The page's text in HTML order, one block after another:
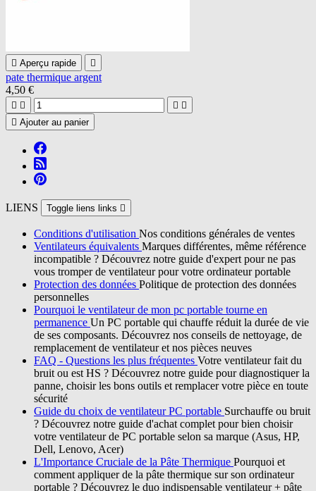
 Aperçu rapide 
pate thermique argent
4,50 €
   
 Ajouter au panier
LIENS Toggle liens links 
Conditions d'utilisation Nos conditions générales de ventes
Ventilateurs équivalents Marques différentes, même référence
incompatible ? Découvrez notre guide d'expert pour ne pas
vous tromper de ventilateur pour votre ordinateur portable
Protection des données Politique de protection des données
personnelles
Pourquoi le ventilateur de mon pc portable tourne en
permanence Un PC portable qui chauffe réduit la durée de vie
de ses composants. Découvrez nos conseils de nettoyage, de
remplacement de ventilateur et nos pièces neuves
FAQ - Questions les plus fréquentes Votre ventilateur fait du
bruit ou est HS ? Découvrez notre guide pour diagnostiquer la
panne, choisir les bons outils et remplacer votre pièce en toute
sécurité
Guide du choix de ventilateur PC portable Surchauffe ou bruit
? Découvrez notre guide d'achat complet pour bien choisir
votre ventilateur de PC portable selon sa marque (Asus, HP,
Dell, Lenovo, Acer)
L'Importance Cruciale de la Pâte Thermique Pourquoi et
comment appliquer de la pâte thermique sur son ordinateur
portable ? Découvrez le duo indispensable ventilateur + pâte